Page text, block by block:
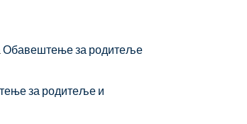
Обавештење за родитеље
за родитеље и